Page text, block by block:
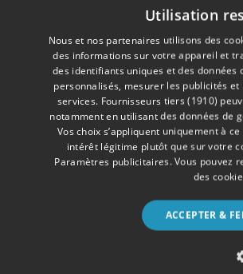
dépassé
en
MOBILITÉ
Fin
à
Utilisation
Nous et nos partenaires utilisons des
des informations sur votre appareil et
des identifiants uniques et des
personnalisés, mesurer les publicités
services. Fournisseurs tiers (1910)
notamment en utilisant des données de
Vos choix s’appliquent uniquement à
intérêt légitime plutôt que sur votre
Paramètres publicitaires. Vous pouvez
des
ACCEPTER &